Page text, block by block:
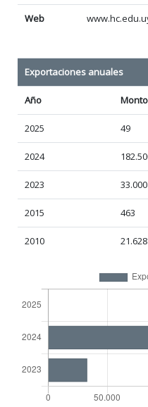
Web
Exportaciones anuales
Año
2025 49
2024
2023 33.000
2015 463
2010 21.628